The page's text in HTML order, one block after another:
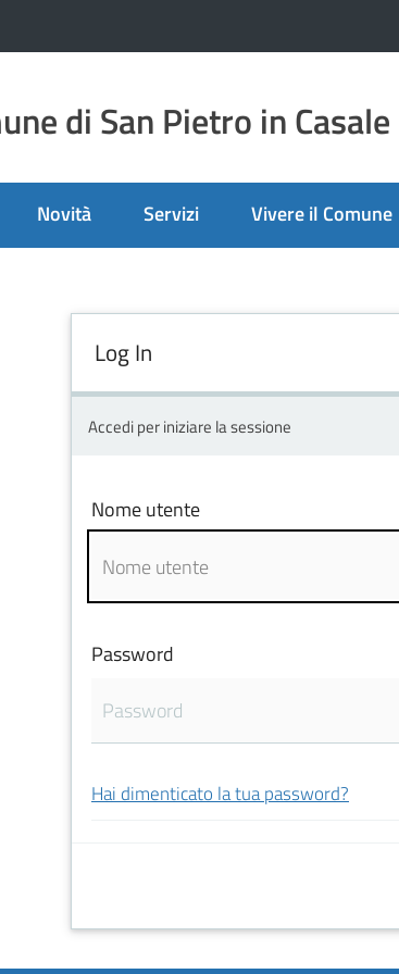
di San Pietro in Casale
Novità Servizi Vivere il Comune
Log In
Accedi per iniziare la sessione
Nome utente
Password
Hai dimenticato la tua password?